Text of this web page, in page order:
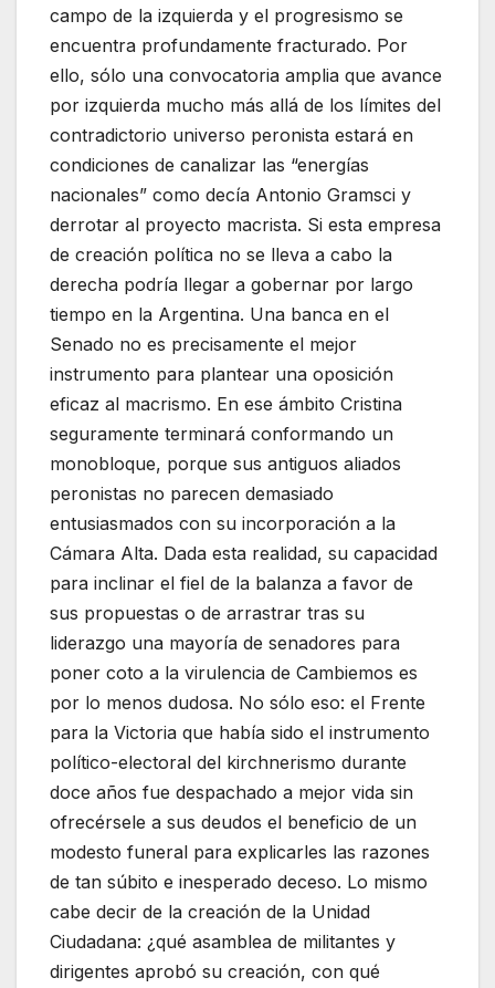
campo de la izquierda y el progresismo se
encuentra profundamente fracturado. Por
ello, sólo una convocatoria amplia que avance
por izquierda mucho más allá de los límites del
contradictorio universo peronista estará en
condiciones de canalizar las “energías
nacionales” como decía Antonio Gramsci y
derrotar al proyecto macrista. Si esta empresa
de creación política no se lleva a cabo la
derecha podría llegar a gobernar por largo
tiempo en la Argentina. Una banca en el
Senado no es precisamente el mejor
instrumento para plantear una oposición
eficaz al macrismo. En ese ámbito Cristina
seguramente terminará conformando un
monobloque, porque sus antiguos aliados
peronistas no parecen demasiado
entusiasmados con su incorporación a la
Cámara Alta. Dada esta realidad, su capacidad
para inclinar el fiel de la balanza a favor de
sus propuestas o de arrastrar tras su
liderazgo una mayoría de senadores para
poner coto a la virulencia de Cambiemos es
por lo menos dudosa. No sólo eso: el Frente
para la Victoria que había sido el instrumento
político-electoral del kirchnerismo durante
doce años fue despachado a mejor vida sin
ofrecérsele a sus deudos el beneficio de un
modesto funeral para explicarles las razones
de tan súbito e inesperado deceso. Lo mismo
cabe decir de la creación de la Unidad
Ciudadana: ¿qué asamblea de militantes y
dirigentes aprobó su creación, con qué